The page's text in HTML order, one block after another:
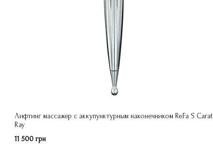
Лифтинг массажер с аккупунктурным наконечником ReFa S Carat
Ray
11 500 грн